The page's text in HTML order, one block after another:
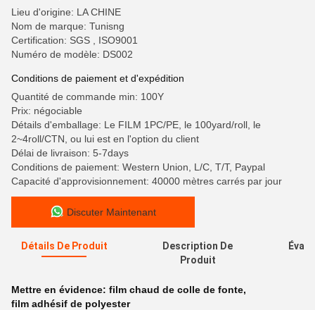
Lieu d'origine: LA CHINE
Nom de marque: Tunisng
Certification: SGS , ISO9001
Numéro de modèle: DS002
Conditions de paiement et d'expédition
Quantité de commande min: 100Y
Prix: négociable
Détails d'emballage: Le FILM 1PC/PE, le 100yard/roll, le
2~4roll/CTN, ou lui est en l'option du client
Délai de livraison: 5-7days
Conditions de paiement: Western Union, L/C, T/T, Paypal
Capacité d'approvisionnement: 40000 mètres carrés par jour
Discuter Maintenant
Détails De Produit
Description De
Produit
Mettre en évidence: film chaud de colle de fonte,
film adhésif de polyester